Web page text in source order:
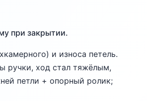
при закрытии.
и износа петель.
ручки, ход стал тяжёлым,
петли + опорный ролик;